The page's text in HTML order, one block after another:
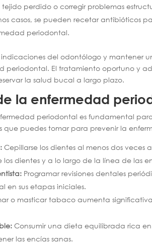
perdido o corregir problemas
casos, se pueden recetar antibióticos
periodontal.
indicaciones del odontólogo y
periodontal. El tratamiento oportuno y
la salud bucal a largo plazo.
la enfermedad
periodontal es fundamental
que puedes tomar para prevenir la
Cepillarse los dientes al menos dos
dientes y a lo largo de la línea de las
Programar revisiones dentales
en sus etapas iniciales.
o masticar tabaco aumenta
Consumir una dieta equilibrada rica
las encías sanas.